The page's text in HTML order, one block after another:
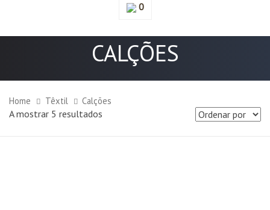
0
CALÇÕES
Home Têxtil Calções
A mostrar 5 resultados